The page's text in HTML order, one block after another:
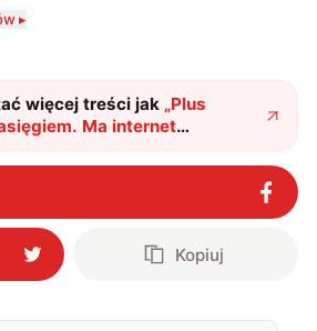
popkulturą. W wolnych
▸
więcej treści jak „Plus
Ma internet
gdzie inni się poddali"?
Kopiuj